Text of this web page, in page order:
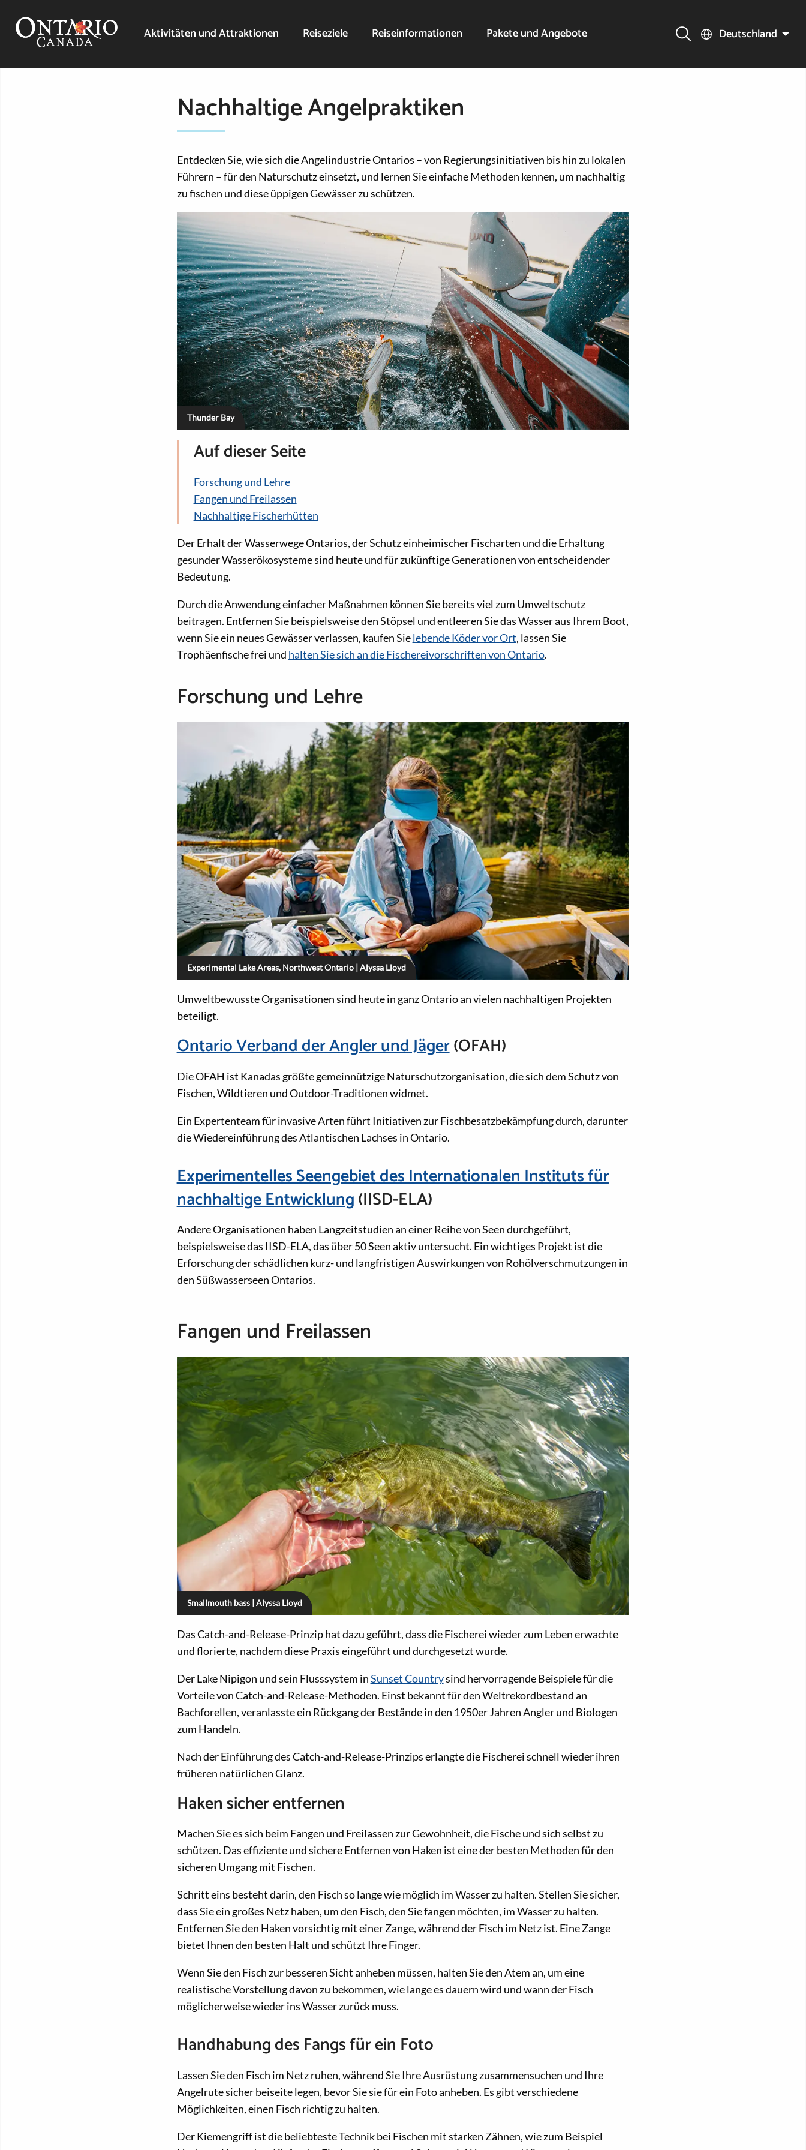
Aktivitäten und Attraktionen Reiseziele Reiseinformationen Pakete und Angebote Deutschland
Nachhaltige Angelpraktiken
Entdecken Sie, wie sich die Angelindustrie Ontarios – von Regierungsinitiativen bis hin zu lokalen
Führern – für den Naturschutz einsetzt, und lernen Sie einfache Methoden kennen, um nachhaltig
zu fischen und diese üppigen Gewässer zu schützen.
Thunder Bay
Auf dieser Seite
Forschung und Lehre
Fangen und Freilassen
Nachhaltige Fischerhütten
Der Erhalt der Wasserwege Ontarios, der Schutz einheimischer Fischarten und die Erhaltung
gesunder Wasserökosysteme sind heute und für zukünftige Generationen von entscheidender
Bedeutung.
Durch die Anwendung einfacher Maßnahmen können Sie bereits viel zum Umweltschutz
beitragen. Entfernen Sie beispielsweise den Stöpsel und entleeren Sie das Wasser aus Ihrem Boot,
wenn Sie ein neues Gewässer verlassen, kaufen Sielebende Köder vor Ort, lassen Sie
Trophäenfische frei und halten Sie sich an die Fischereivorschriften von Ontario.
Forschung und Lehre
Experimental Lake Areas, Northwest Ontario | Alyssa Lloyd
Umweltbewusste Organisationen sind heute in ganz Ontario an vielen nachhaltigen Projekten
beteiligt.
Ontario Verband der Angler und Jäger(OFAH)
Die OFAH ist Kanadas größte gemeinnützige Naturschutzorganisation, die sich dem Schutz von
Fischen, Wildtieren und Outdoor-Traditionen widmet.
Ein Expertenteam für invasive Arten führt Initiativen zur Fischbesatzbekämpfung durch, darunter
die Wiedereinführung des Atlantischen Lachses in Ontario.
Experimentelles Seengebiet des Internationalen Instituts für
nachhaltige Entwicklung(IISD-ELA)
Andere Organisationen haben Langzeitstudien an einer Reihe von Seen durchgeführt,
beispielsweise das IISD-ELA, das über 50 Seen aktiv untersucht. Ein wichtiges Projekt ist die
Erforschung der schädlichen kurz- und langfristigen Auswirkungen von Rohölverschmutzungen in
den Süßwasserseen Ontarios.
Fangen und Freilassen
Smallmouth bass | Alyssa Lloyd
Das Catch-and-Release-Prinzip hat dazu geführt, dass die Fischerei wieder zum Leben erwachte
und florierte, nachdem diese Praxis eingeführt und durchgesetzt wurde.
Der Lake Nipigon und sein Flusssystem inSunset Countrysind hervorragende Beispiele für die
Vorteile von Catch-and-Release-Methoden. Einst bekannt für den Weltrekordbestand an
Bachforellen, veranlasste ein Rückgang der Bestände in den 1950er Jahren Angler und Biologen
zum Handeln.
Nach der Einführung des Catch-and-Release-Prinzips erlangte die Fischerei schnell wieder ihren
früheren natürlichen Glanz.
Haken sicher entfernen
Machen Sie es sich beim Fangen und Freilassen zur Gewohnheit, die Fische und sich selbst zu
schützen. Das effiziente und sichere Entfernen von Haken ist eine der besten Methoden für den
sicheren Umgang mit Fischen.
Schritt eins besteht darin, den Fisch so lange wie möglich im Wasser zu halten. Stellen Sie sicher,
dass Sie ein großes Netz haben, um den Fisch, den Sie fangen möchten, im Wasser zu halten.
Entfernen Sie den Haken vorsichtig mit einer Zange, während der Fisch im Netz ist. Eine Zange
bietet Ihnen den besten Halt und schützt Ihre Finger.
Wenn Sie den Fisch zur besseren Sicht anheben müssen, halten Sie den Atem an, um eine
realistische Vorstellung davon zu bekommen, wie lange es dauern wird und wann der Fisch
möglicherweise wieder ins Wasser zurück muss.
Handhabung des Fangs für ein Foto
Lassen Sie den Fisch im Netz ruhen, während Sie Ihre Ausrüstung zusammensuchen und Ihre
Angelrute sicher beiseite legen, bevor Sie sie für ein Foto anheben. Es gibt verschiedene
Möglichkeiten, einen Fisch richtig zu halten.
Der Kiemengriff ist die beliebteste Technik bei Fischen mit starken Zähnen, wie zum Beispiel